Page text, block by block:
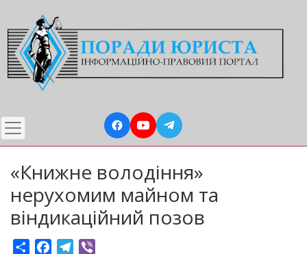
до
основного
вмісту
«Книжне володіння»
нерухомим майном та
віндикаційний позов
ShareFacebookTelegram